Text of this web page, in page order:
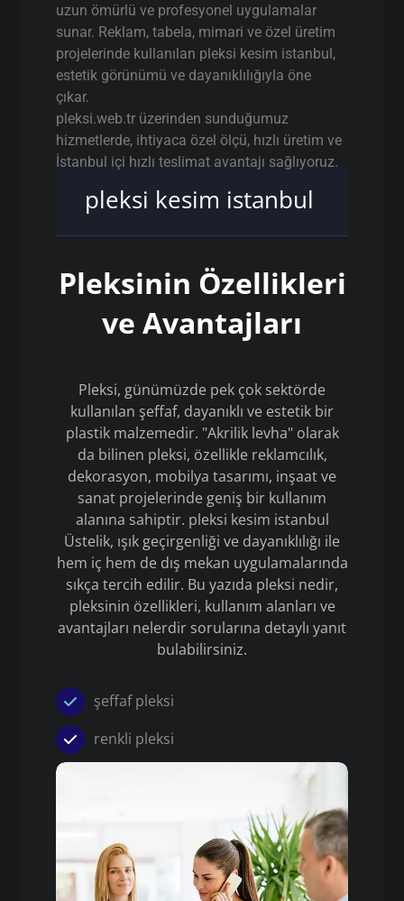
uzun ömürlü ve profesyonel uygulamalar
sunar. Reklam, tabela, mimari ve özel üretim
projelerinde kullanılan pleksi kesim istanbul,
estetik görünümü ve dayanıklılığıyla öne
çıkar.
pleksi.web.tr üzerinden sunduğumuz
hizmetlerde, ihtiyaca özel ölçü, hızlı üretim ve
İstanbul içi hızlı teslimat avantajı sağlıyoruz.
pleksi kesim istanbul
Pleksinin Özellikleri
ve Avantajları
Pleksi, günümüzde pek çok sektörde
kullanılan şeffaf, dayanıklı ve estetik bir
plastik malzemedir. "Akrilik levha" olarak
da bilinen pleksi, özellikle reklamcılık,
dekorasyon, mobilya tasarımı, inşaat ve
sanat projelerinde geniş bir kullanım
alanına sahiptir. pleksi kesim istanbul
Üstelik, ışık geçirgenliği ve dayanıklılığı ile
hem iç hem de dış mekan uygulamalarında
sıkça tercih edilir. Bu yazıda pleksi nedir,
pleksinin özellikleri, kullanım alanları ve
avantajları nelerdir sorularına detaylı yanıt
bulabilirsiniz.
şeffaf pleksi
renkli pleksi
Pleksi Masa
İstanbul Pleksi